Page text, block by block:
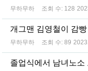
무하무하 조회 수: 128
개그맨 김영철이 감
무하무하 조회 수: 89
졸업식에서 남녀노소